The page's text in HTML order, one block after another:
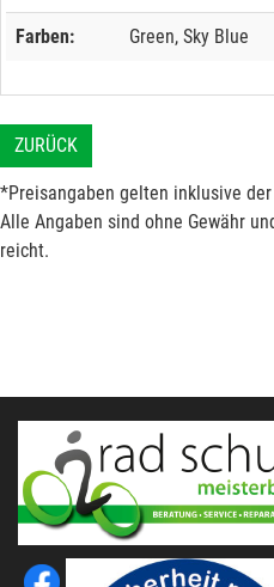
Farben: Green, Sky Blue
ZURÜCK
*Preisangaben gelten inklusive
Alle Angaben sind ohne Gewähr
reicht.